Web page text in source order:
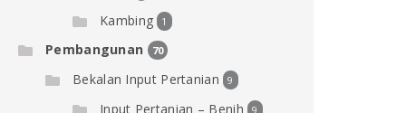
Kambing 1
Pembangunan 70
Bekalan Input Pertanian 9
Input Pertanian – Benih 9